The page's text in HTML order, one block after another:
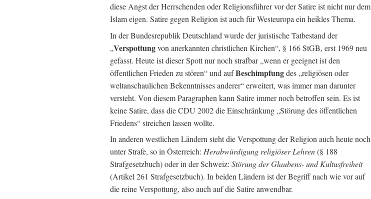
diese Angst der Herrschenden oder Religionsführer vor der Satire ist nicht nur dem
Islam eigen. Satire gegen Religion ist auch für Westeuropa ein heikles Thema.
In der Bundesrepublik Deutschland wurde der juristische Tatbestand der
„Verspottungvon anerkannten christlichen Kirchen“, § 166 StGB, erst 1969 neu
gefasst. Heute ist dieser Spott nur noch strafbar „wenn er geeignet ist den
öffentlichen Frieden zu stören“ und aufBeschimpfungdes „religiösen oder
weltanschaulichen Bekenntnisses anderer“ erweitert, was immer man darunter
versteht. Von diesem Paragraphen kann Satire immer noch betroffen sein. Es ist
keine Satire, dass die CDU 2002 die Einschränkung „Störung des öffentlichen
Friedens“ streichen lassen wollte.
In anderen westlichen Ländern steht die Verspottung der Religion auch heute noch
unter Strafe, so in Österreich: Herabwürdigung religiöser Lehren(§ 188
Strafgesetzbuch) oder in der Schweiz: Störung der Glaubens- und Kultusfreiheit
(Artikel 261 Strafgesetzbuch). In beiden Ländern ist der Begriff nach wie vor auf
die reine Verspottung, also auch auf die Satire anwendbar.